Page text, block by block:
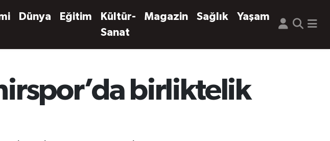
Dünya Eğitim
Kültür-
Sanat
Magazin Sağlık Yaşam
birliktelik